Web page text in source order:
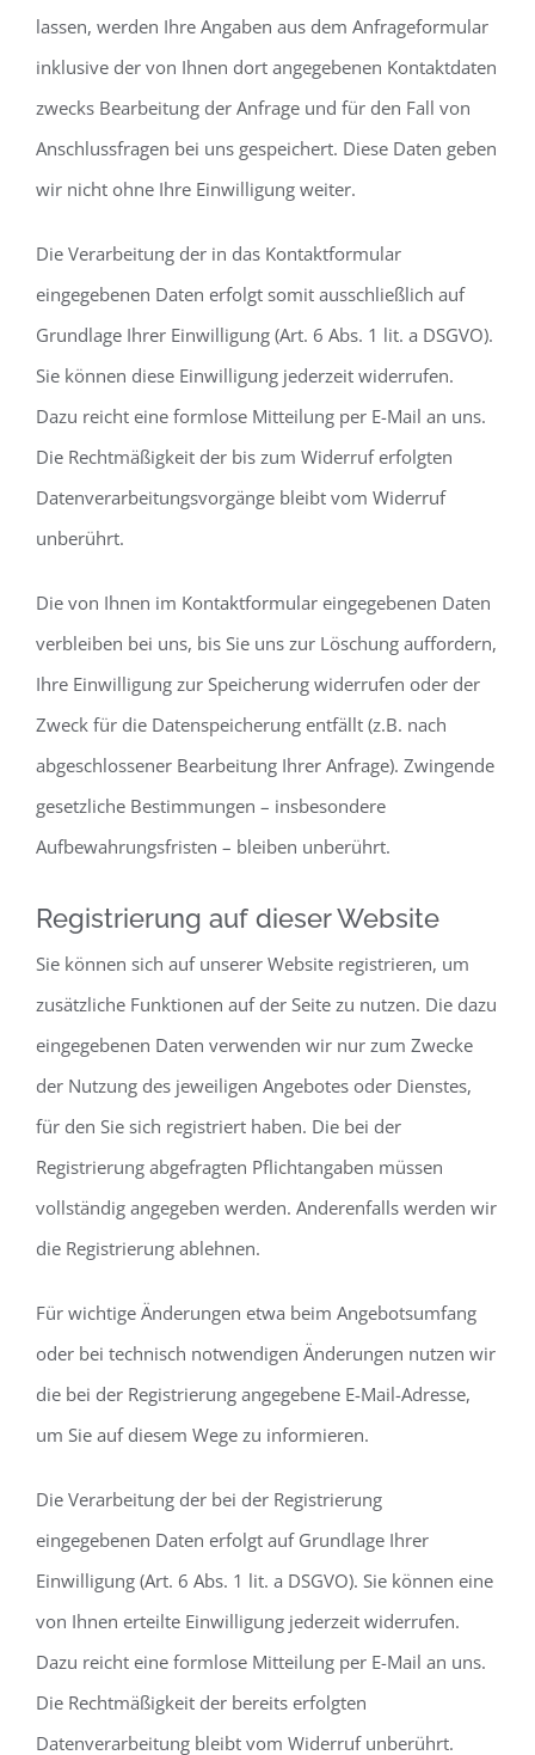
lassen, werden Ihre Angaben aus dem Anfrageformular
inklusive der von Ihnen dort angegebenen Kontaktdaten
zwecks Bearbeitung der Anfrage und für den Fall von
Anschlussfragen bei uns gespeichert. Diese Daten geben
wir nicht ohne Ihre Einwilligung weiter.
Die Verarbeitung der in das Kontaktformular
eingegebenen Daten erfolgt somit ausschließlich auf
Grundlage Ihrer Einwilligung (Art. 6 Abs. 1 lit. a DSGVO).
Sie können diese Einwilligung jederzeit widerrufen.
Dazu reicht eine formlose Mitteilung per E-Mail an uns.
Die Rechtmäßigkeit der bis zum Widerruf erfolgten
Datenverarbeitungsvorgänge bleibt vom Widerruf
unberührt.
Die von Ihnen im Kontaktformular eingegebenen Daten
verbleiben bei uns, bis Sie uns zur Löschung auffordern,
Ihre Einwilligung zur Speicherung widerrufen oder der
Zweck für die Datenspeicherung entfällt (z.B. nach
abgeschlossener Bearbeitung Ihrer Anfrage). Zwingende
gesetzliche Bestimmungen – insbesondere
Aufbewahrungsfristen – bleiben unberührt.
Registrierung auf dieser Website
Sie können sich auf unserer Website registrieren, um
zusätzliche Funktionen auf der Seite zu nutzen. Die dazu
eingegebenen Daten verwenden wir nur zum Zwecke
der Nutzung des jeweiligen Angebotes oder Dienstes,
für den Sie sich registriert haben. Die bei der
Registrierung abgefragten Pflichtangaben müssen
vollständig angegeben werden. Anderenfalls werden wir
die Registrierung ablehnen.
Für wichtige Änderungen etwa beim Angebotsumfang
oder bei technisch notwendigen Änderungen nutzen wir
die bei der Registrierung angegebene E-Mail-Adresse,
um Sie auf diesem Wege zu informieren.
Die Verarbeitung der bei der Registrierung
eingegebenen Daten erfolgt auf Grundlage Ihrer
Einwilligung (Art. 6 Abs. 1 lit. a DSGVO). Sie können eine
von Ihnen erteilte Einwilligung jederzeit widerrufen.
Dazu reicht eine formlose Mitteilung per E-Mail an uns.
Die Rechtmäßigkeit der bereits erfolgten
Datenverarbeitung bleibt vom Widerruf unberührt.